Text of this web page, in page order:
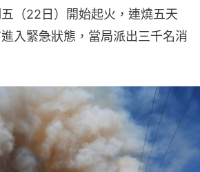
（22日）開始起火，連燒五天
入緊急狀態，當局派出三千名消